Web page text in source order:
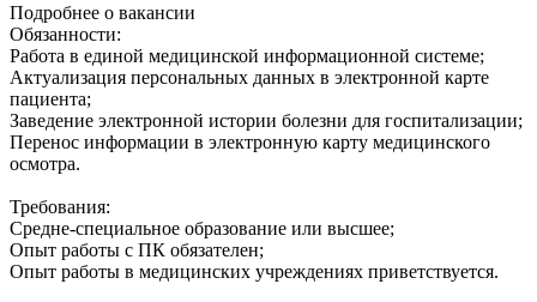
Подробнее о вакансии
Обязанности:
Работа в единой медицинской информационной системе;
Актуализация персональных данных в электронной карте
пациента;
Заведение электронной истории болезни для госпитализации;
Перенос информации в электронную карту медицинского
осмотра.
Требования:
Средне-специальное образование или высшее;
Опыт работы с ПК обязателен;
Опыт работы в медицинских учреждениях приветствуется.